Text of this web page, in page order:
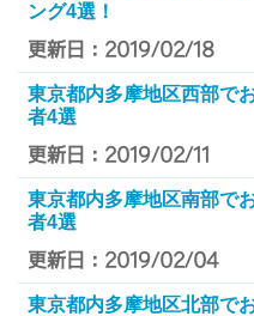
ング4選！
更新日：2019/02/18
東京都内多摩地区西部で
者4選
更新日：2019/02/11
東京都内多摩地区南部で
者4選
更新日：2019/02/04
東京都内多摩地区北部で